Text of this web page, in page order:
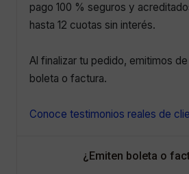
pago 100 % seguros y
hasta 12 cuotas sin interés.
Al finalizar tu pedido, emitimos
boleta o factura.
Conoce testimonios reales de
¿Emiten boleta o